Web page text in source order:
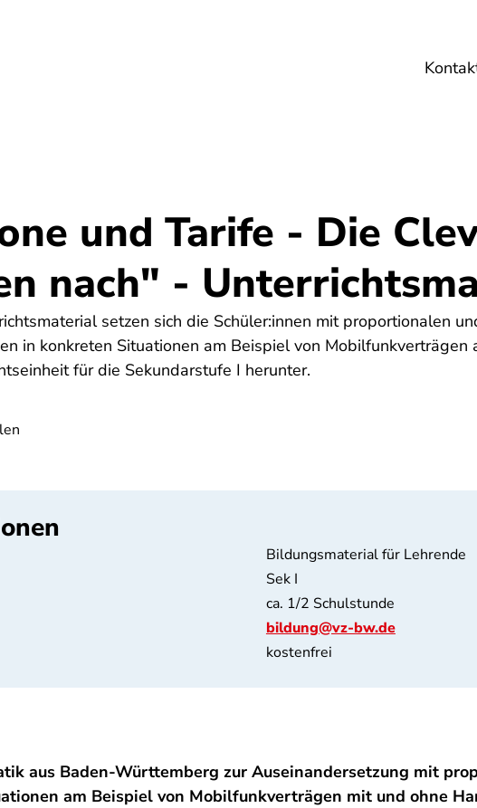
Reise
und Tarife - Die
nach" -
setzen sich die Schüler:innen mit proportionalen
in konkreten Situationen am Beispiel von Mobilfunkverträgen
für die Sekundarstufe I herunter.
Bildungsmaterial für Lehrende
Sek I
ca. 1/2 Schulstunde
bildung@vz-bw.de
kostenfrei
aus Baden-Württemberg zur Auseinandersetzung mit
am Beispiel von Mobilfunkverträgen mit und ohne